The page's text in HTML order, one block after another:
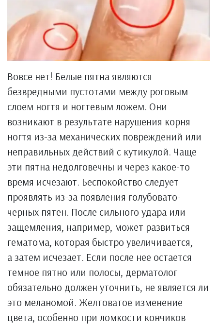
Вовсе нет! Белые пятна являются
безвредными пустотами между роговым
слоем ногтя и ногтевым ложем. Они
возникают в результате нарушения корня
ногтя из-за механических повреждений или
неправильных действий с кутикулой. Чаще
эти пятна недолговечны и через какое-то
время исчезают. Беспокойство следует
проявлять из-за появления голубовато-
черных пятен. После сильного удара или
защемления, например, может развиться
гематома, которая быстро увеличивается,
а затем исчезает. Если после нее остается
темное пятно или полосы, дерматолог
обязательно должен уточнить, не является ли
это меланомой. Желтоватое изменение
цвета, особенно при ломкости кончиков